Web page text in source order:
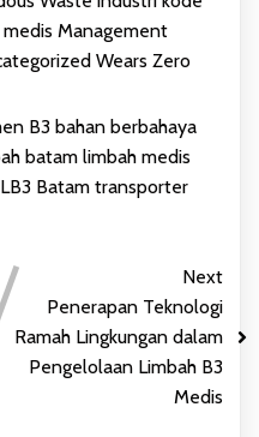
Management
Wears Zero
B3 bahan berbahaya
batam limbah medis
Batam transporter
Next
Penerapan Teknologi
Ramah Lingkungan dalam
Pengelolaan Limbah B3
Medis